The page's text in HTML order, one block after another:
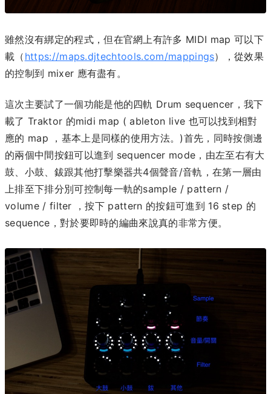
雖然沒有綁定的程式，但在官網上有許多 MIDI map 可以下
載（ https://maps.djtechtools.com/mappings），從效果
的控制到 mixer 應有盡有。
這次主要試了一個功能是他的四軌 Drum sequencer，我下
載了 Traktor 的midi map ( ableton live 也可以找到相對
應的 map ，基本上是同樣的使用方法。)首先，同時按側邊
的兩個中間按鈕可以進到 sequencer mode，由左至右有大
鼓、小鼓、鈸跟其他打擊樂器共4個聲音/音軌，在第一層由
上排至下排分別可控制每一軌的sample / pattern /
volume / filter ，按下 pattern 的按鈕可進到 16 step 的
sequence，對於要即時的編曲來說真的非常方便。